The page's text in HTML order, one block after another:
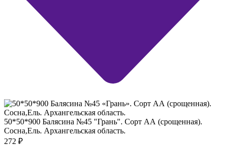
50*50*900 Балясина №45 "Грань". Сорт АА (срощенная).
Сосна,Ель. Архангельская область.
272 ₽